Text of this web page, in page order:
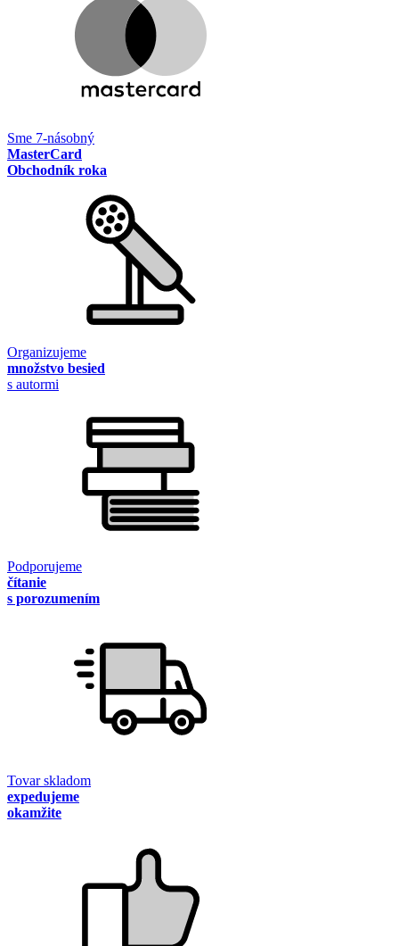
Sme 7-násobný
MasterCard
Obchodník roka
Organizujeme
množstvo besied
s autormi
Podporujeme
čítanie
s porozumením
Tovar skladom
expedujeme
okamžite